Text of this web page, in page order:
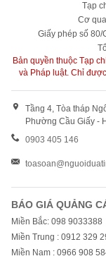
Tạp
Cơ
Giấy phép số 80/
Bản quyền thuộc Tạp
và Pháp luật. Chỉ
Tầng 4, Tòa tháp
Phường Cầu Giấy -
0903 405 146
BÁO GIÁ QUẢNG
Miền Bắc: 098 9033388
Miền Trung : 0912 329
Miền Nam : 0966 908